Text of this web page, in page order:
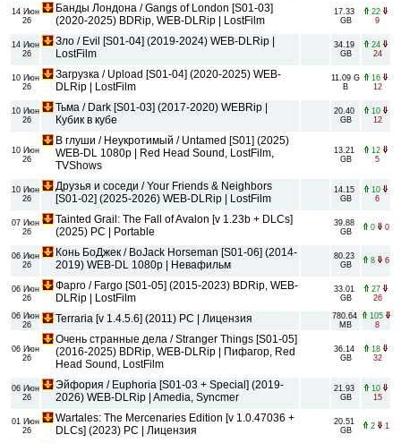
14 Июн
26
Банды Лондона / Gangs of London [S01-03]
(2020-2025) BDRip, WEB-DLRip | LostFilm
17.33
GB
22
9
14 Июн
26
Зло / Evil [S01-04] (2019-2024) WEB-DLRip |
LostFilm
34.19
GB
24
24
10 Июн
26
Загрузка / Upload [S01-04] (2020-2025) WEB-
DLRip | LostFilm
11.09 G
B
16
12
10 Июн
26
Тьма / Dark [S01-03] (2017-2020) WEBRip |
Кубик в кубе
20.40
GB
10
12
10 Июн
26
В глуши / Неукротимый / Untamed [S01] (2025)
WEB-DL 1080p | Red Head Sound, LostFilm,
TVShows
13.21
GB
12
5
10 Июн
26
Друзья и соседи / Your Friends & Neighbors
[S01-02] (2025-2026) WEB-DLRip | LostFilm
14.15
GB
10
6
07 Июн
26
Tainted Grail: The Fall of Avalon [v 1.23b + DLCs]
(2025) PC | Portable
39.88
GB
0 0
06 Июн
26
Конь БоДжек / BoJack Horseman [S01-06] (2014-
2019) WEB-DL 1080p | Невафильм
80.23
GB
8 6
06 Июн
26
Фарго / Fargo [S01-05] (2015-2023) BDRip, WEB-
DLRip | LostFilm
33.01
GB
27
26
06 Июн
26
Terraria [v 1.4.5.6] (2011) PC | Лицензия
780.64
MB
105
8
06 Июн
26
Очень странные дела / Stranger Things [S01-05]
(2016-2025) BDRip, WEB-DLRip | Пифагор, Red
Head Sound, LostFilm
36.14
GB
18
32
06 Июн
26
Эйфория / Euphoria [S01-03 + Special] (2019-
2026) WEB-DLRip | Amedia, Syncmer
21.93
GB
10
15
01 Июн
26
Wartales: The Mercenaries Edition [v 1.0.47036 +
DLCs] (2023) PC | Лицензия
20.51
GB
2 1